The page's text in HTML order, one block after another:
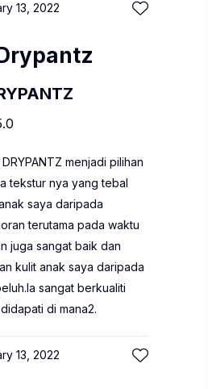
13, 2022
menjadi pilihan
tekstur nya yang tebal
saya daripada
terutama pada waktu
juga sangat baik dan
kulit anak saya daripada
sangat berkualiti
di mana2.
13, 2022